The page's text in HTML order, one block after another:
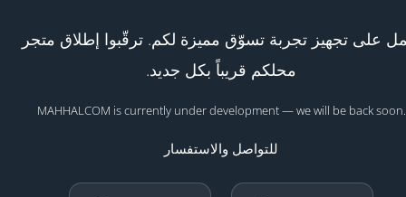
على تجهيز تجربة تسوّق مميزة لكم. ترقّبوا إطلاق متجر
محلكم قريباً بكل جديد.
MAHHALCOM is currently under development — we will be back soon.
للتواصل والاستفسار